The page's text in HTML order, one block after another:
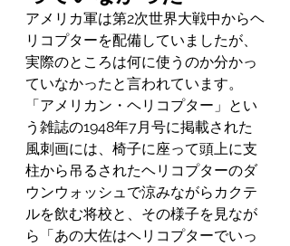
アメリカ軍は第2次世界大戦中からヘ
リコプターを配備していましたが、
実際のところは何に使うのか分かっ
ていなかったと言われています。
「アメリカン・ヘリコプター」とい
う雑誌の1948年7月号に掲載された
風刺画には、椅子に座って頭上に支
柱から吊るされたヘリコプターのダ
ウンウォッシュで涼みながらカクテ
ルを飲む将校と、その様子を見なが
ら「あの大佐はヘリコプターでいっ